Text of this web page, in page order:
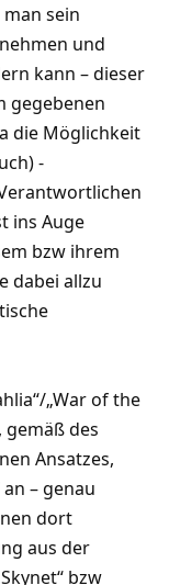
sein
und
kann – dieser
gegebenen
die Möglichkeit
-
ins Auge
bzw ihrem
dabei allzu
„War of the
des
Ansatzes,
– genau
dort
aus der
bzw